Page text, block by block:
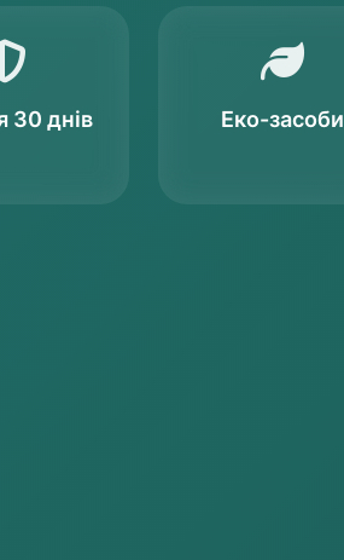
30 днів Еко-засоби